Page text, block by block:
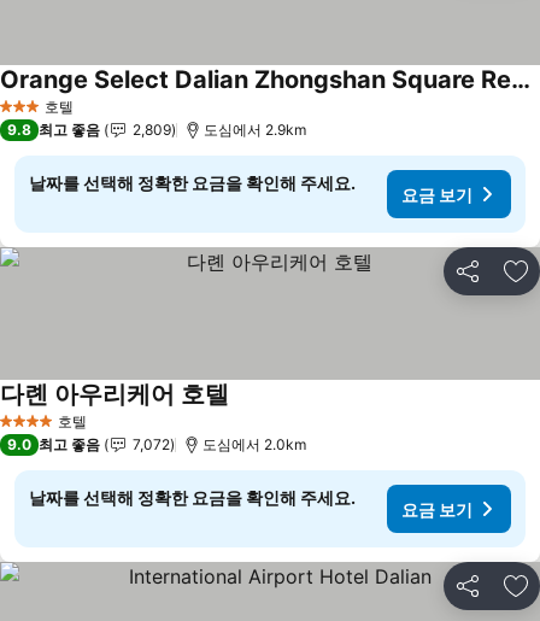
3 성급 호텔
Orange Select Dalian Zhongshan Square Renmin Road
요금 보기
9.8 최고 좋음 2,809 도심에서 2.9km
날짜를 선택해 정확한 요금을 확인해 주세요.
요금 보기
공유 즐
4 성급 호텔
다롄 아우리케어 호텔
9.0 최고 좋음 7,072 도심에서 2.0km
날짜를 선택해 정확한 요금을 확인해 주세요.
요금 보기
공유 즐